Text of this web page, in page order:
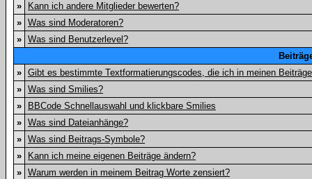
»
Kann ich andere Mitglieder bewerten?
» Was sind Moderatoren?
» Was sind Benutzerlevel?
» Gibt es bestimmte Textformatierungscodes, die ich in meinen
» Was sind Smilies?
»
BBCode Schnellauswahl und klickbare Smilies
» Was sind Dateianhänge?
» Was sind Beitrags-Symbole?
»
Kann ich meine eigenen Beiträge ändern?
» Warum werden in meinem Beitrag Worte zensiert?